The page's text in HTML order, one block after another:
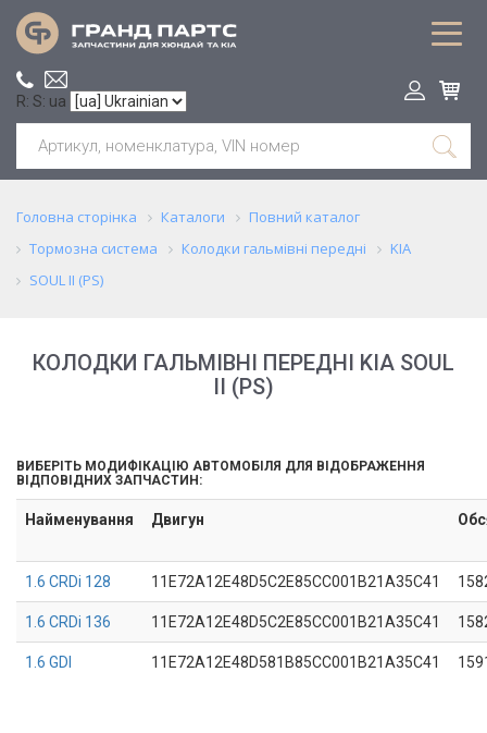
R: S: ua
Головна сторінка Каталоги
Повний каталог
Тормозна система
Колодки гальмівні передні
KIA
SOUL II (PS)
КОЛОДКИ ГАЛЬМІВНІ ПЕРЕДНІ KIA SOUL
II (PS)
ВИБЕРІТЬ МОДИФІКАЦІЮ АВТОМОБІЛЯ ДЛЯ ВІДОБРАЖЕННЯ
ВІДПОВІДНИХ ЗАПЧАСТИН:
Найменування Двигун
1.6 CRDi 128 11E72A12E48D5C2E85CC001B21A35C41
1.6 CRDi 136 11E72A12E48D5C2E85CC001B21A35C41
1.6 GDI 11E72A12E48D581B85CC001B21A35C41